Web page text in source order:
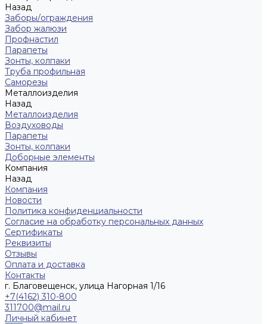
Назад
Заборы/ограждения
Забор жалюзи
Профнастил
Парапеты
Зонты, колпаки
Труба профильная
Саморезы
Металлоизделия
Назад
Металлоизделия
Воздуховоды
Парапеты
Зонты, колпаки
Доборные элементы
Компания
Назад
Компания
Новости
Политика конфиденциальности
Согласие на обработку персональных данных
Сертификаты
Реквизиты
Отзывы
Оплата и доставка
Контакты
г. Благовещенск, улица Нагорная 1/16
+7(4162) 310-800
311700@mail.ru
Личный кабинет